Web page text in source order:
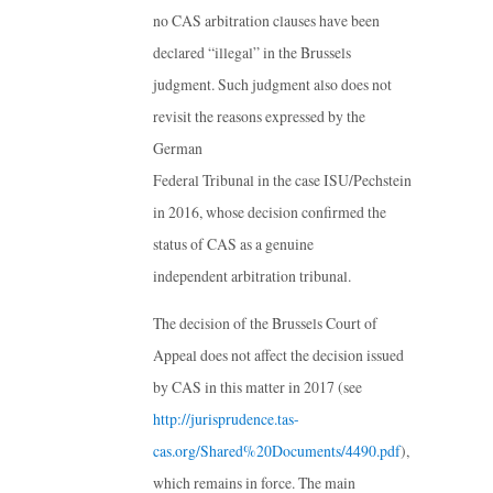
no CAS arbitration clauses have been
declared “illegal” in the Brussels
judgment. Such judgment also does not
revisit the reasons expressed by the
German
Federal Tribunal in the case ISU/Pechstein
in 2016, whose decision confirmed the
status of CAS as a genuine
independent arbitration tribunal.
The decision of the Brussels Court of
Appeal does not affect the decision issued
by CAS in this matter in 2017 (see
http://jurisprudence.tas-
cas.org/Shared%20Documents/4490.pdf),
which remains in force. The main